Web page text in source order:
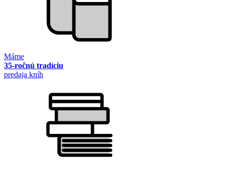
Máme
35-ročnú tradíciu
predaja kníh